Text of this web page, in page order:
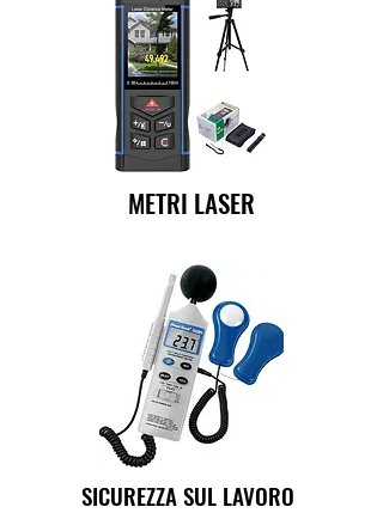
METRI LASER
SICUREZZA SUL LAVORO